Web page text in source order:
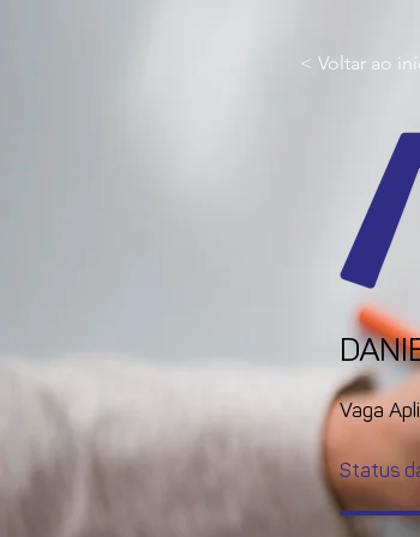
< Voltar ao
Vaga
Status